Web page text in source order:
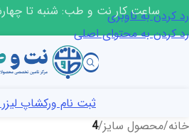
رد کردن به ناوبری
رد کردن به محتوای اصلی
ساعت کار نت و طب: شنبه تا چهارشنبه 08:00
ثبت نام ورکشاپ
خانه/محصول سایز/
4